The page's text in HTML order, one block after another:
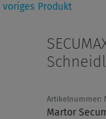
voriges Produkt
Artikelnummer:
Martor